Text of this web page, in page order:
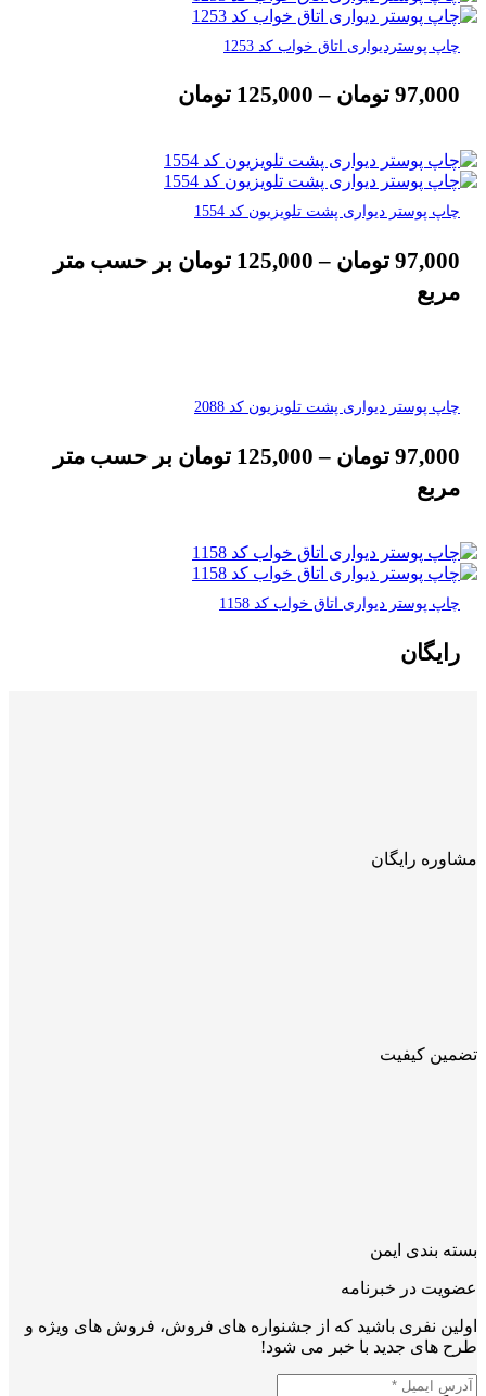
چاپ پوستردیواری اتاق خواب کد 1253
97,000 تومان –
125,000 تومان
چاپ پوستر دیواری پشت تلویزیون کد 1554
97,000 تومان –
125,000 تومان بر حسب متر
مربع
چاپ پوستر دیواری پشت تلویزیون کد 2088
97,000 تومان –
125,000 تومان بر حسب متر
مربع
چاپ پوستر دیواری اتاق خواب کد 1158
رایگان
مشاوره رایگان
تضمین کیفیت
بسته بندی ایمن
عضویت در خبرنامه
اولین نفری باشید که از جشنواره های فروش، فروش های ویژه و
طرح های جدید با خبر می شود!